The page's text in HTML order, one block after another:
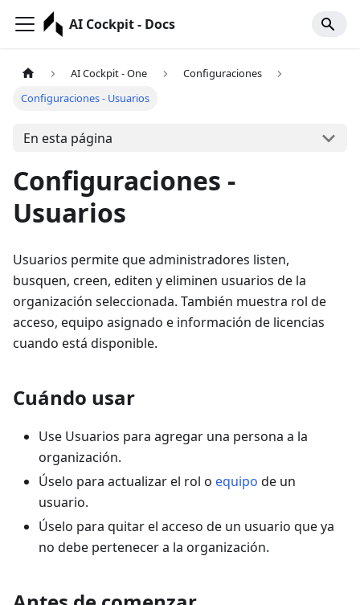
AI Cockpit - Docs
AI Cockpit - One
Configuraciones
Configuraciones - Usuarios
En esta página
Configuraciones -
Usuarios
Usuarios permite que administradores listen,
busquen, creen, editen y eliminen usuarios de la
organización seleccionada. También muestra rol de
acceso, equipo asignado e información de licencias
cuando está disponible.
Cuándo usar
Use Usuarios para agregar una persona a la
organización.
Úselo para actualizar el rol o equipo de un
usuario.
Úselo para quitar el acceso de un usuario que ya
no debe pertenecer a la organización.